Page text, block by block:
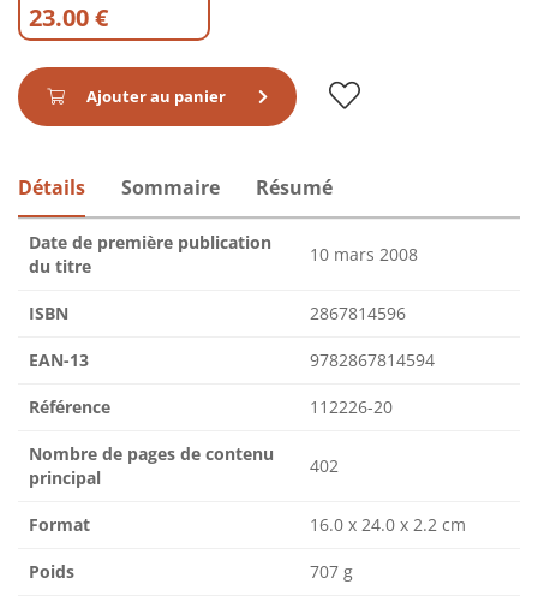
23.00 €
Ajouter au panier
Détails Sommaire Résumé
Date de première publication
du titre
10 mars 2008
ISBN 2867814596
EAN-13 9782867814594
Référence 112226-20
Nombre de pages de contenu
principal
402
Format 16.0 x 24.0 x 2.2 cm
Poids 707 g